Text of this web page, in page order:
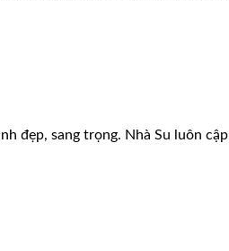
đẹp, sang trọng. Nhà Su luôn